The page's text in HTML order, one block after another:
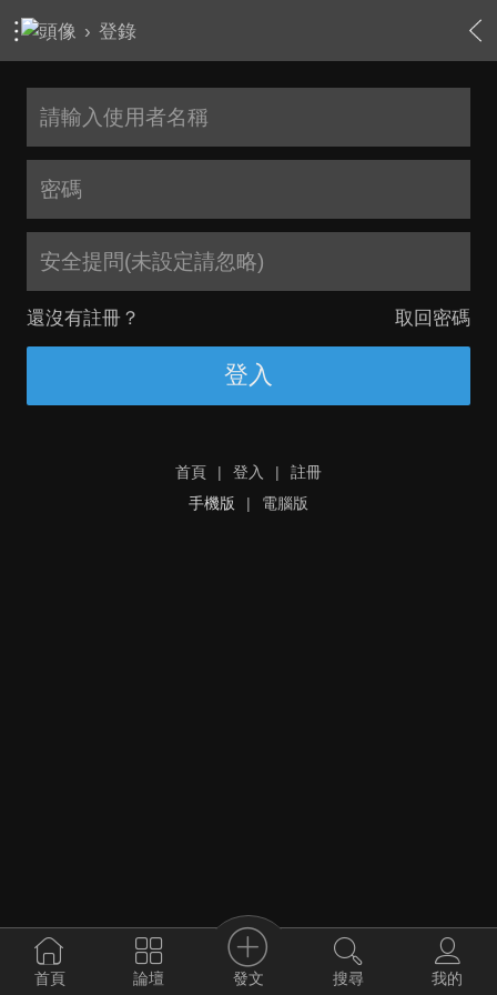
› 登錄
安全提問(未設定請忽略)
還沒有註冊？ 取回密碼
登入
首頁 | 登入 |
註冊
手機版
| 電腦版
首頁 論壇 發文 搜尋 我的